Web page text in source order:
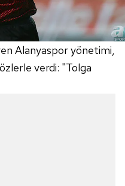
Alanyaspor yönetimi,
verdi: "Tolga